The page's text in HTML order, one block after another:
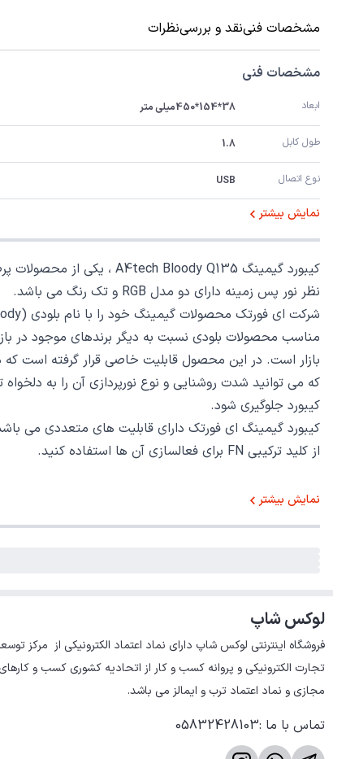
مشخصات فنینقد و بررسینظرات
مشخصات فنی
ابعاد 38*154*450میلی متر
طول کابل 1.8
نوع اتصال USB
نمایش بیشتر
نظر نور پس زمینه دارای دو مدل RGB و تک رنگ می باشد.
که می توانید شدت روشنایی و نوع نورپردازی آن را به
کیبورد جلوگیری شود.
از کلید ترکیبی FN برای فعالسازی آن ها استفاده کنید.
نمایش بیشتر
لوکس شاپ
مجازی و نماد اعتماد ترب و ایمالز می باشد.
تماس با ما :
05832428103